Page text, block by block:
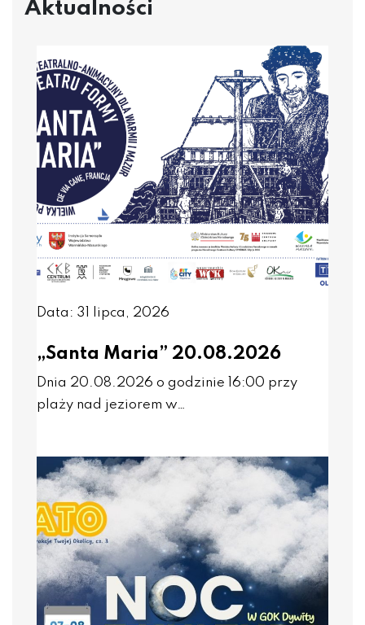
Aktualności
Data: 31 lipca, 2026
„Santa Maria” 20.08.2026
Dnia 20.08.2026 o godzinie 16:00 przy
plaży nad jeziorem w…